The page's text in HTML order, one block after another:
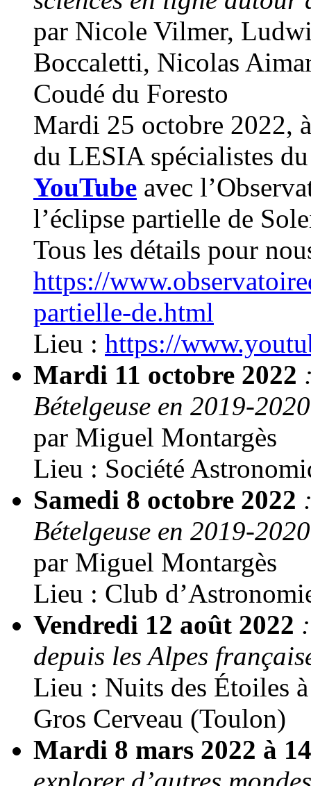
par Nicole Vilmer,
Boccaletti, Nicolas
Coudé du Foresto
Mardi 25 octobre 2022,
du LESIA spécialistes
YouTube avec
l’éclipse partielle de
Tous les détails pour
https://
partielle-de.html
Lieu : https://
Mardi 11 octobre 2022
Bételgeuse en 2019-
par Miguel Montargès
Lieu : Société
Samedi 8 octobre 2022
Bételgeuse en 2019-
par Miguel Montargès
Lieu : Club
Vendredi 12 août 2022
depuis les Alpes
Lieu : Nuits des Étoiles
Gros Cerveau (Toulon)
Mardi 8 mars 2022 à